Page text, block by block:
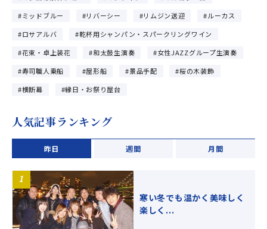
ミッドブルー
リバーシー リムジン送迎
ルーカス
ロサアルバ
乾杯用シャンパン・スパークリングワイン
花束・卓上装花
和太鼓生演奏
女性JAZZグループ生演奏
寿司職人乗船
屋形船 景品手配
桜の木装飾
横断幕
縁日・お祭り屋台
人気記事ランキング
昨日 週間 月間
寒い冬でも温かく美味しく
楽しく...